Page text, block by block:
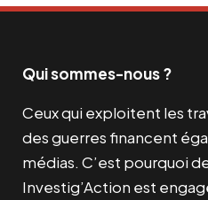
Qui sommes-nous ?
Ceux qui exploitent les
des guerres financent
médias. C’est pourquoi
Investig’Action est